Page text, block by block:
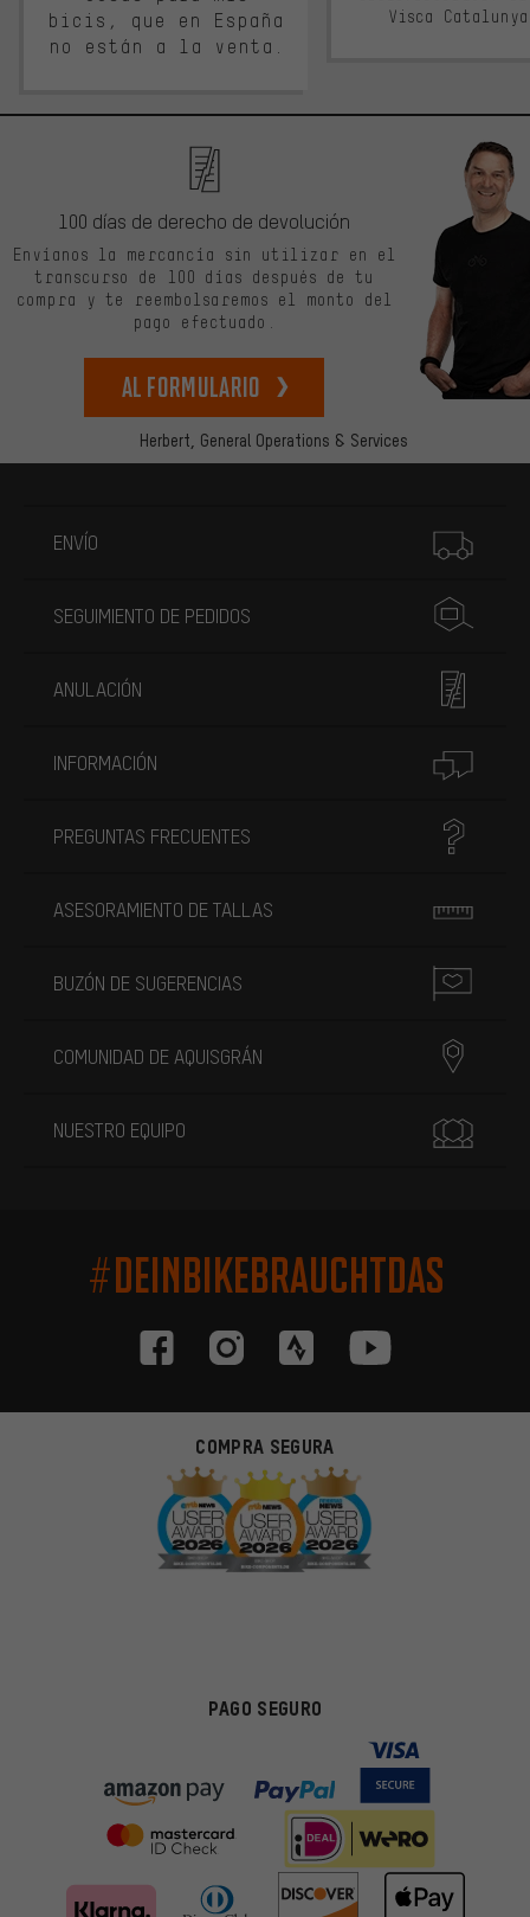
bicis, que en España
no están a la venta.
Visca
Herbert, General Operations & Services
100 días de derecho de devolución
Envíanos la mercancía sin utilizar en el
transcurso de 100 días después de tu
compra y te reembolsaremos el monto del
pago efectuado.
Al formulario
ENVÍO
SEGUIMIENTO DE PEDIDOS
ANULACIÓN
INFORMACIÓN
PREGUNTAS FRECUENTES
ASESORAMIENTO DE TALLAS
BUZÓN DE SUGERENCIAS
COMUNIDAD DE AQUISGRÁN
NUESTRO EQUIPO
#DEINBIKEBRAUCHTDAS
COMPRA SEGURA
PAGO SEGURO